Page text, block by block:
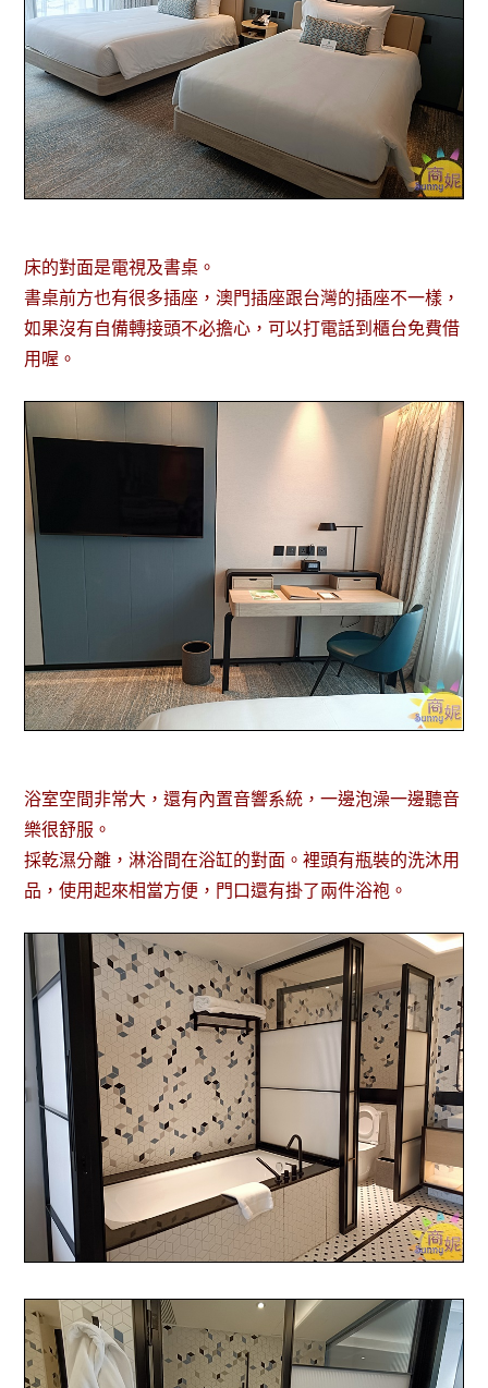
床的對面是電視及書桌。
書桌前方也有很多插座，澳門插座跟台灣的插座不一樣，
如果沒有自備轉接頭不必擔心，可以打電話到櫃台免費借
用喔。
浴室空間非常大，還有內置音響系統，一邊泡澡一邊聽音
樂很舒服。
採乾濕分離，淋浴間在浴缸的對面。裡頭有瓶裝的洗沐用
品，使用起來相當方便，門口還有掛了兩件浴袍。